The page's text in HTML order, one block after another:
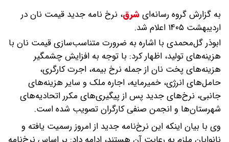
به گزارش گروه رسانه‌ایشرق، نرخ نامه جدید قیمت نان در
اردیبهشت ۱۴۰۵ اعلام شد.
ابوذر گل‌محمدی با اشاره به ضرورت متناسب‌سازی قیمت نان با
هزینه‌های تولید، اظهار کرد: با توجه به افزایش چشمگیر
هزینه‌های پخت نان از جمله نرخ بیمه، اجرت کارگری،
حامل‌های انرژی، خمیرمایه، اجاره ملک و سایر هزینه‌های
جانبی، نرخ‌های جدید پس از پیگیری‌های مکرر اتحادیه‌های
شهرستان‌ها و انجمن صنفی کارگران تصویب شده است.
وی با بیان اینکه این نرخ‌نامه جدید از امروز رسمیت یافته و